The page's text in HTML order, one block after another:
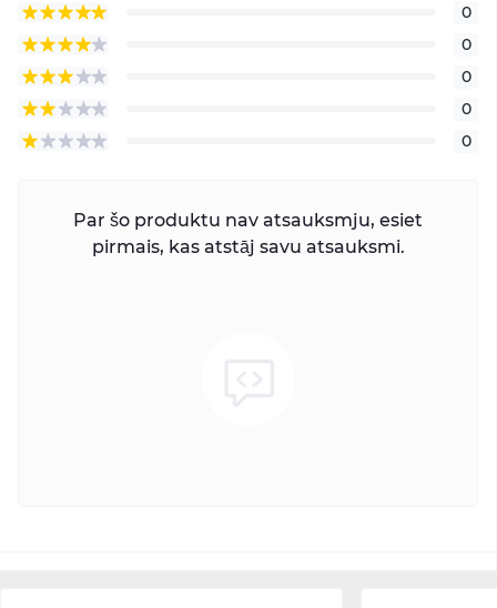
0
0
0
0
0
Par šo produktu nav atsauksmju, esiet
pirmais, kas atstāj savu atsauksmi.